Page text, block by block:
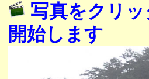
写真をクリ
開始します